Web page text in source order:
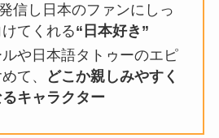
信し日本のファンにしっ
てくれる“日本好き”
や日本語タトゥーのエピ
て、
どこか親しみやすく
キャラクター